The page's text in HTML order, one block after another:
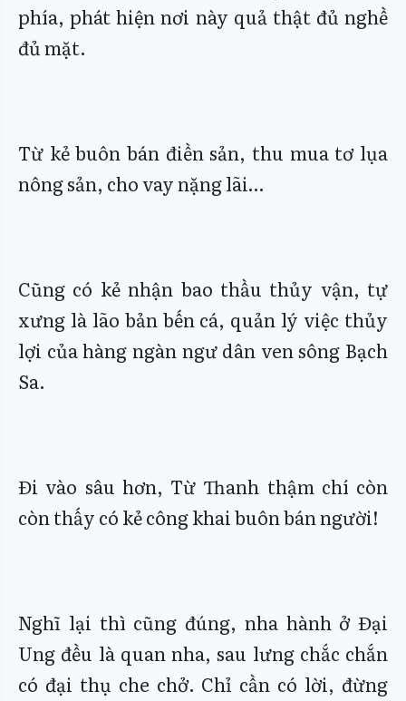
phía, phát hiện nơi này quả thật đủ nghề
đủ mặt.
Từ kẻ buôn bán điền sản, thu mua tơ lụa
nông sản, cho vay nặng lãi…
Cũng có kẻ nhận bao thầu thủy vận, tự
xưng là lão bản bến cá, quản lý việc thủy
lợi của hàng ngàn ngư dân ven sông Bạch
Sa.
Đi vào sâu hơn, Từ Thanh thậm chí còn
còn thấy có kẻ công khai buôn bán người!
Nghĩ lại thì cũng đúng, nha hành ở Đại
Ung đều là quan nha, sau lưng chắc chắn
có đại thụ che chở. Chỉ cần có lời, đừng